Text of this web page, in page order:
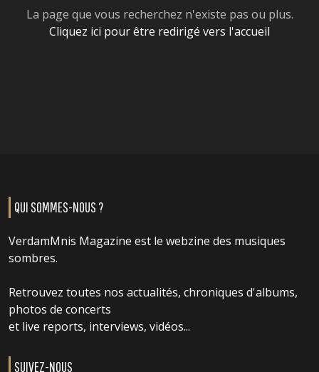
La page que vous recherchez n'existe pas ou plus.
Cliquez ici pour être redirigé vers l'accueil
QUI SOMMES-NOUS ?
VerdamMnis Magazine est le webzine des musiques
sombres.
Retrouvez toutes nos actualités, chroniques d'albums,
photos de concerts
et live reports, interviews, vidéos...
SUIVEZ-NOUS